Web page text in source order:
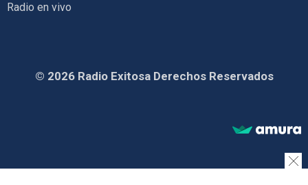
Radio en vivo
© 2026 Radio Exitosa Derechos Reservados